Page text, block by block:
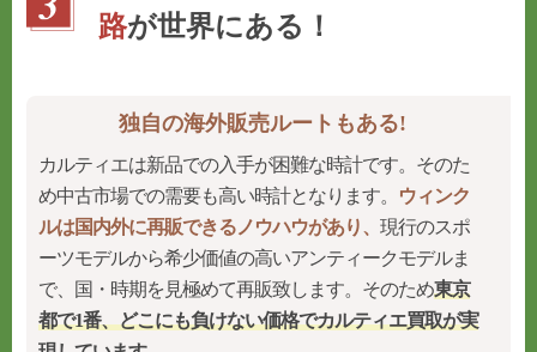
路が世界にある！
独自の海外販売ルートもある!
カルティエは新品での入手が困難な時計です。そのた
め中古市場での需要も高い時計となります。 ウィンク
ルは国内外に再販できるノウハウがあり、現行のスポ
ーツモデルから希少価値の高いアンティークモデルま
で、国・時期を見極めて再販致します。そのため東京
都で1番、どこにも負けない価格でカルティエ買取が実